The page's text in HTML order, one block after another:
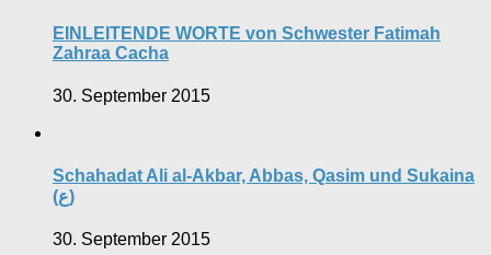
EINLEITENDE WORTE von Schwester Fatimah
Zahraa Cacha
30. September 2015
Schahadat Ali al-Akbar, Abbas, Qasim und Sukaina
(ع)
30. September 2015